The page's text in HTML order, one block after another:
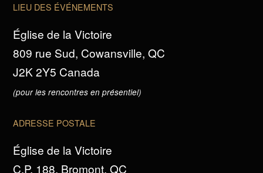
LIEU DES ÉVÉNEMENTS
Église de la Victoire
809 rue Sud, Cowansville, QC
J2K 2Y5 Canada
(pour les rencontres en présentiel)
ADRESSE POSTALE
Église de la Victoire
C.P. 188, Bromont, QC